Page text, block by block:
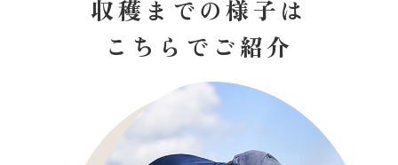
収穫までの様子は
こちらでご紹介